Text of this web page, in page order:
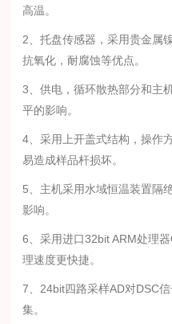
高温。
2、托盘传感器，采用贵金属
抗氧化，耐腐蚀等优点。
3、供电，循环散热部分和主
平的影响。
4、采用上开盖式结构，操作
易造成样品杆损坏。
5、主机采用水域恒温装置隔
影响。
6、采用进口32bit ARM处理
理速度更快捷。
7、24bit四路采样AD对DSC
集。